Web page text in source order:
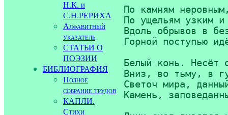
Н.К. и
С.Н.РЕРИХА
Алфавитный
указатель
СТАТЬИ О
ПОЭЗИИ
БИБЛИОГРАФИЯ
Полное
собрание трудов
КАПЛИ.
Стихи
По камням
По ущельям узким
Вдоль обрывов в
Горной поступью
Белый конь. Несёт
Вниз, во тьму, в
Светоч мира,
Камень,